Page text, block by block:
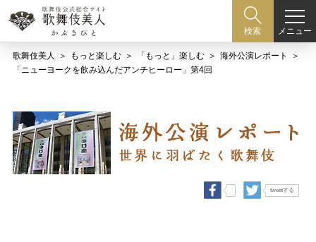
検索 メニュー
歌舞伎美人 もっと楽しむ 「もっと」楽しむ
海外公演レポート
「ニューヨークを飲み込んだアンチヒーロー」第4回
tweetする